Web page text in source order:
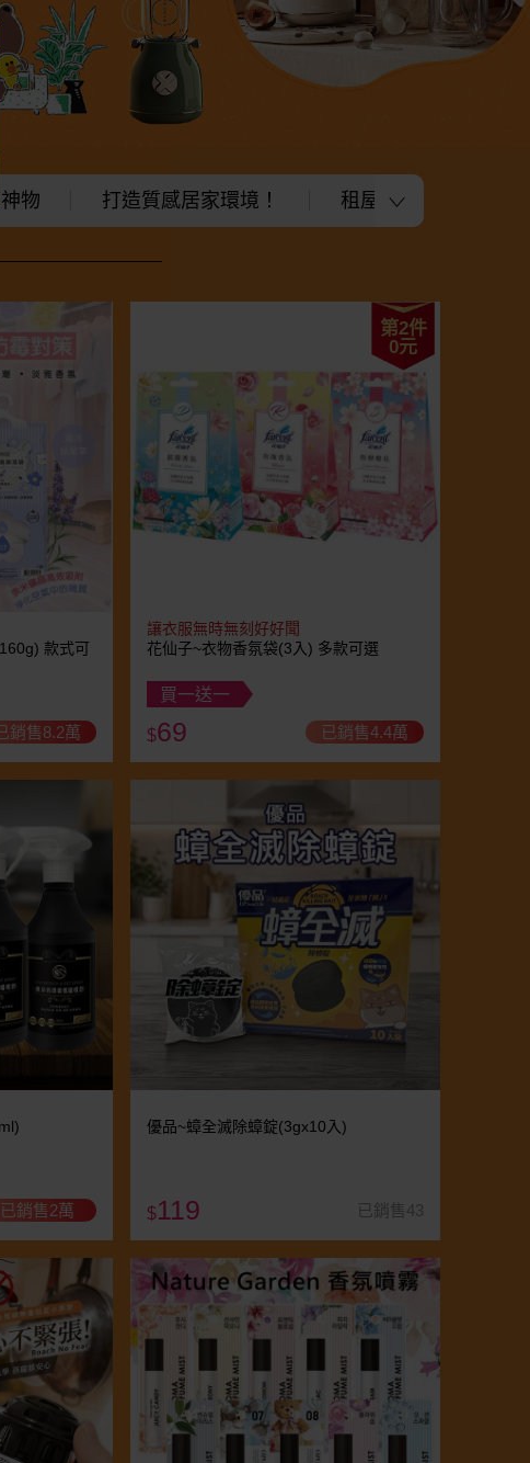
物 打造質感居家環境！ 租屋族大改造★打造
款式可
銷售8.2萬
第2件
0元
讓衣服無時無刻好好聞
花仙子~衣物香氛袋(3入) 多款可選
買一送一
$69 已銷售4.4萬
已銷售2萬
優品~蟑全滅除蟑錠(3gx10入)
$119 已銷售43